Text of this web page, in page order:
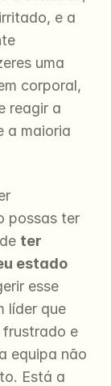
e a
uma
corporal,
reagir a
a maioria
possas ter
ter
estado
esse
líder que
frustrado e
equipa não
Está a